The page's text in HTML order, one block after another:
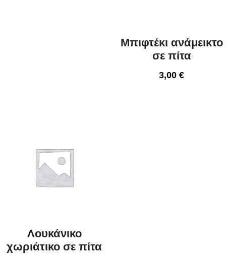
Μπιφτέκι ανάμεικτο
σε πίτα
3,00€
Λουκάνικο
χωριάτικο σε πίτα